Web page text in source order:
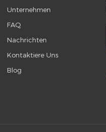
Unternehmen
FAQ
Nachrichten
Kontaktiere Uns
Blog